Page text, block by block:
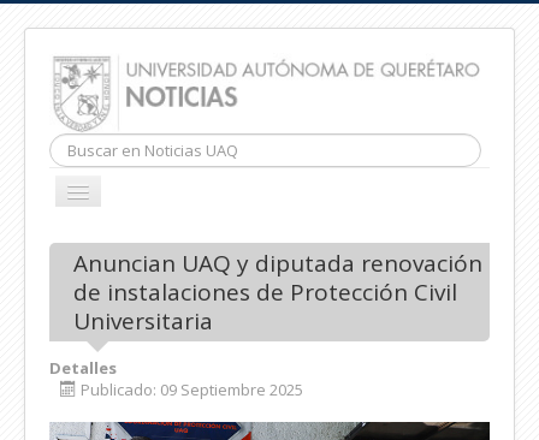
Buscar...
CAMBIAR
Anuncian UAQ y diputada renovación
de instalaciones de Protección Civil
Universitaria
Detalles
Publicado: 09 Septiembre 2025